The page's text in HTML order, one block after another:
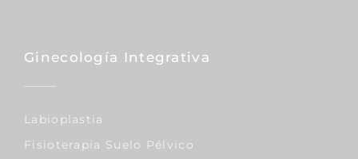
Ginecología Integrativa
Labioplastia
Fisioterapia Suelo Pélvico